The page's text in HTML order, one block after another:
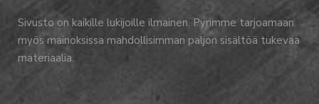
Sivusto on kaikille lukijoille ilmainen. Pyrimme tarjoamaan
myös mainoksissa mahdollisimman paljon sisältöä tukevaa
materiaalia.